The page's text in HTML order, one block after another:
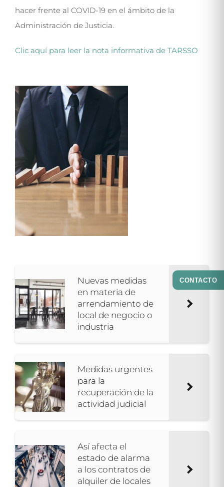
hacer frente al COVID-19 en el ámbito de la
Administración de Justicia.
Clic aquí para leer la nota informativa de TARSSO
Nuevas medidas
en materia de
arrendamiento de
local de negocio o
industria
Medidas urgentes
para la
recuperación de la
actividad judicial
Así afecta el
estado de alarma
a los contratos de
alquiler de locales
CONTACTO